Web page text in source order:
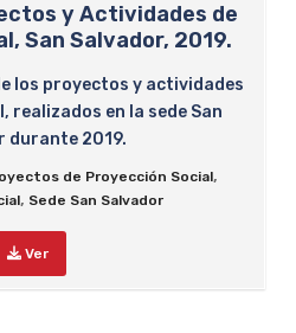
y Actividades de
San Salvador, 2019.
los proyectos y actividades
realizados en la sede San
durante 2019.
de Proyección Social,
, Sede San Salvador
Ver